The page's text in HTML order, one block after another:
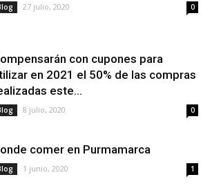
27 julio, 2020 0
con cupones para
en 2021 el 50% de las compras
este...
8 julio, 2020 0
comer en Purmamarca
1 junio, 2020 1